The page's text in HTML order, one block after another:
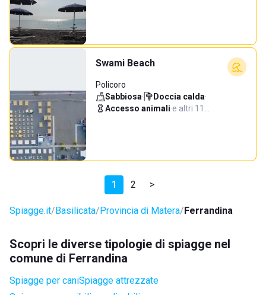
Swami Beach
Policoro
Sabbiosa· Doccia calda·
Accesso animali·e altri 11…
1 2 >
Spiagge.it Basilicata Provincia di Matera Ferrandina
Scopri le diverse tipologie di spiagge nel
comune di Ferrandina
Spiagge per caniSpiagge attrezzate